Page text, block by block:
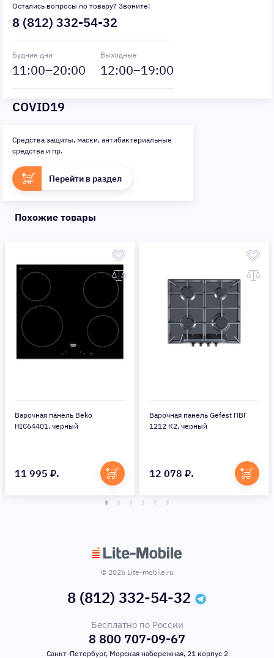
Остались вопросы по товару? Звоните:
8 (812) 332-54-32
Будние дни
11:00–20:00
Выходные
12:00–19:00
COVID19
Средства защиты, маски, антибактериальные
средства и пр.
Перейти в раздел
Похожие товары
Варочная панель Beko
HIC64401, черный
11 995 ₽.
Варочная панель Gefest ПВГ
1212 К2, черный
12 078 ₽.
© 2026 Lite-mobile.ru
8 (812) 332-54-32
Бесплатно по России
8 800 707-09-67
Санкт-Петербург, Морская набережная, 21 корпус 2